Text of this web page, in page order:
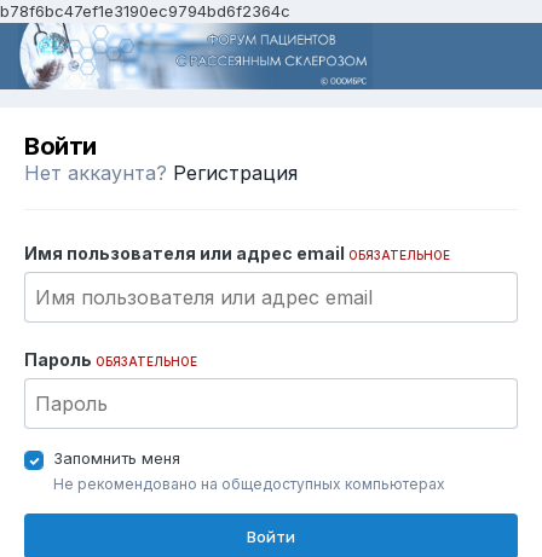
b78f6bc47ef1e3190ec9794bd6f2364c
Войти
Нет аккаунта? Регистрация
Имя пользователя или адрес email ОБЯЗАТЕЛЬНОЕ
Пароль ОБЯЗАТЕЛЬНОЕ
Запомнить меня
Не рекомендовано на общедоступных компьютерах
Войти